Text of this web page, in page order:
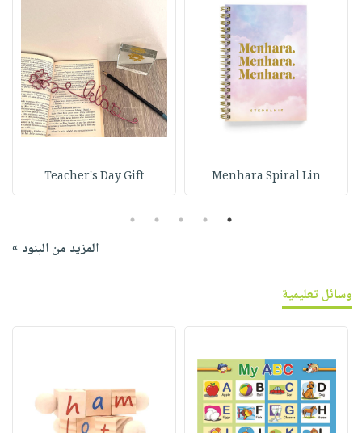
Menhara Spiral Lin
Teacher's Day Gift
1
2
3
4
5
المزيد من البنود »
وسائل تعليمية